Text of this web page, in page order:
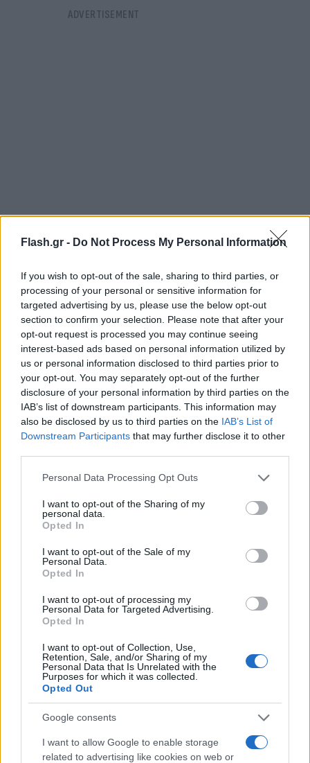
Flash.gr - Do Not Process My Personal Information
If you wish to opt-out of the sale, sharing to third parties, or
processing of your personal or sensitive information for
targeted advertising by us, please use the below opt-out
section to confirm your selection. Please note that after your
opt-out request is processed you may continue seeing
interest-based ads based on personal information utilized by
us or personal information disclosed to third parties prior to
your opt-out. You may separately opt-out of the further
disclosure of your personal information by third parties on the
IAB’s list of downstream participants. This information may
also be disclosed by us to third parties on the IAB’s List of
Downstream Participants that may further disclose it to other
Please note that this website/app uses one or more Google
not limited to your visit or usage behaviour. You may click to
grant or deny consent to Google and its third-party tags to
use your data for below specified purposes in below Google
consent section.
Personal Data Processing Opt Outs
I want to opt-out of the Sharing of my
personal data.
Opted In
I want to opt-out of the Sale of my
Personal Data.
Opted In
I want to opt-out of processing my
Personal Data for Targeted Advertising.
Opted In
I want to opt-out of Collection, Use,
Retention, Sale, and/or Sharing of my
Personal Data that Is Unrelated with the
Purposes for which it was collected.
Opted Out
Google consents
I want to allow Google to enable storage
related to advertising like cookies on web or
Ο 48χρονος παρελήφθη από ασθενοφόρο και
διεκομίσθη στο Κέντρο Υγείας Τήνου, όπου
διαπιστώθηκε ο θάνατός του.
Προανάκριση διενεργείται από το Λιμεναρχείο
Τήνου.